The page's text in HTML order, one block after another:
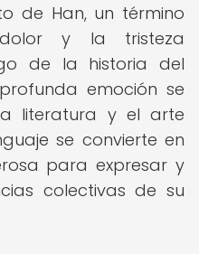
de Han, un término
y la tristeza
de la historia del
emoción se
literatura y el arte
se convierte en
para expresar y
colectivas de su